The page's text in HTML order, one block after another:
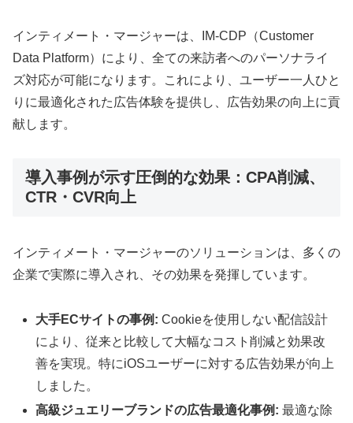
インティメート・マージャーは、IM-CDP（Customer
Data Platform）により、全ての来訪者へのパーソナライ
ズ対応が可能になります。これにより、ユーザー一人ひと
りに最適化された広告体験を提供し、広告効果の向上に貢
献します。
導入事例が示す圧倒的な効果：CPA削減、
CTR・CVR向上
インティメート・マージャーのソリューションは、多くの
企業で実際に導入され、その効果を発揮しています。
大手ECサイトの事例: Cookieを使用しない配信設計
により、従来と比較して大幅なコスト削減と効果改
善を実現。特にiOSユーザーに対する広告効果が向上
しました。
高級ジュエリーブランドの広告最適化事例: 最適な除